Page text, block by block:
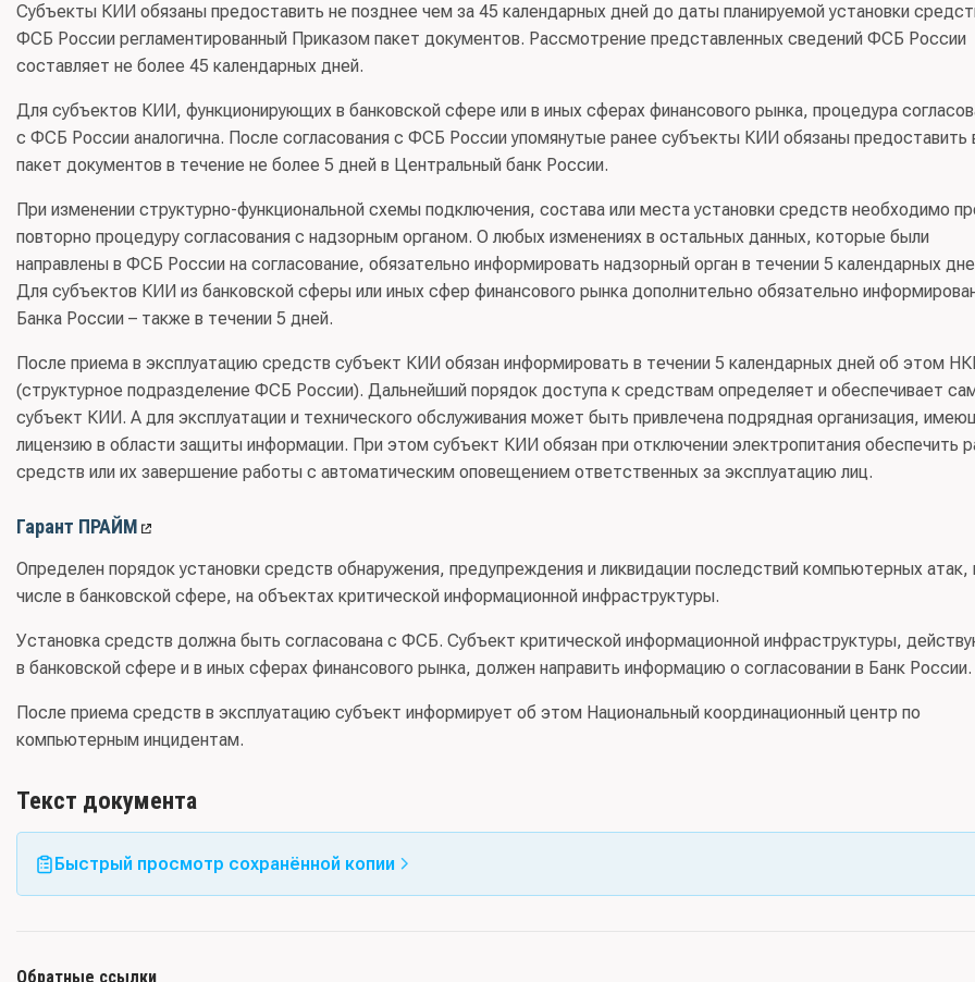
Субъекты КИИ обязаны предоставить не позднее чем за 45 календарных дней до даты планируемой установки
ФСБ России регламентированный Приказом пакет документов. Рассмотрение представленных сведений ФСБ России
составляет не более 45 календарных дней.
Для субъектов КИИ, функционирующих в банковской сфере или в иных сферах финансового рынка, процедура
с ФСБ России аналогична. После согласования с ФСБ России упомянутые ранее субъекты КИИ обязаны предоставить
пакет документов в течение не более 5 дней в Центральный банк России.
При изменении структурно-функциональной схемы подключения, состава или места установки средств необходимо
повторно процедуру согласования с надзорным органом. О любых изменениях в остальных данных, которые были
направлены в ФСБ России на согласование, обязательно информировать надзорный орган в течении 5 календарных
Для субъектов КИИ из банковской сферы или иных сфер финансового рынка дополнительно обязательно
Банка России – также в течении 5 дней.
После приема в эксплуатацию средств субъект КИИ обязан информировать в течении 5 календарных дней об этом
(структурное подразделение ФСБ России). Дальнейший порядок доступа к средствам определяет и обеспечивает
субъект КИИ. А для эксплуатации и технического обслуживания может быть привлечена подрядная организация,
лицензию в области защиты информации. При этом субъект КИИ обязан при отключении электропитания обеспечить
средств или их завершение работы с автоматическим оповещением ответственных за эксплуатацию лиц.
Гарант ПРАЙМ
Определен порядок установки средств обнаружения, предупреждения и ликвидации последствий компьютерных атак,
числе в банковской сфере, на объектах критической информационной инфраструктуры.
Установка средств должна быть согласована с ФСБ. Субъект критической информационной инфраструктуры,
в банковской сфере и в иных сферах финансового рынка, должен направить информацию о согласовании в Банк России.
После приема средств в эксплуатацию субъект информирует об этом Национальный координационный центр по
компьютерным инцидентам.
Текст документа
Быстрый просмотр сохранённой копии
Обратные ссылки